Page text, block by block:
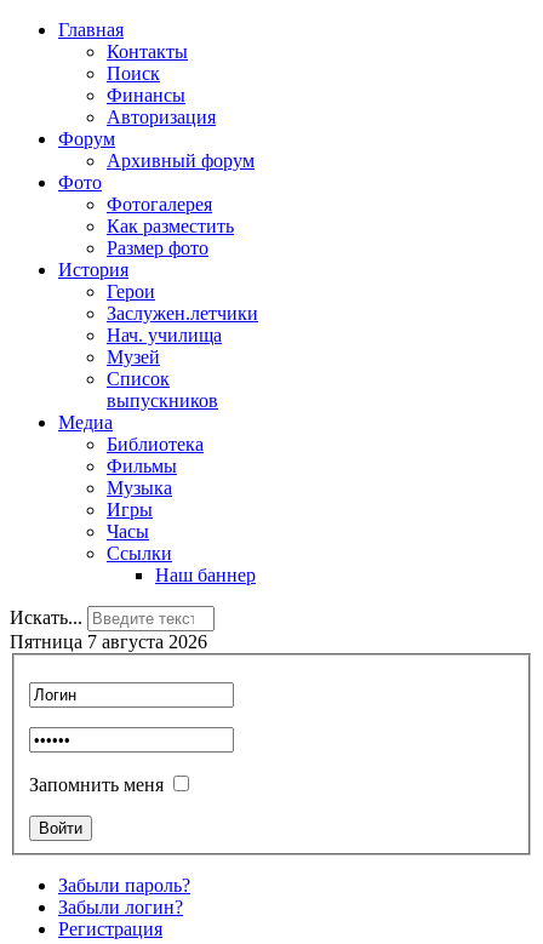
Главная
Контакты
Поиск
Финансы
Авторизация
Форум
Архивный форум
Фото
Фотогалерея
Как разместить
Размер фото
История
Герои
Заслужен.летчики
Нач. училища
Музей
Список
выпускников
Медиа
Библиотека
Фильмы
Музыка
Игры
Часы
Ссылки
Наш баннер
Искать...
Пятница 7 августа 2026
Запомнить меня
Забыли пароль?
Забыли логин?
Регистрация